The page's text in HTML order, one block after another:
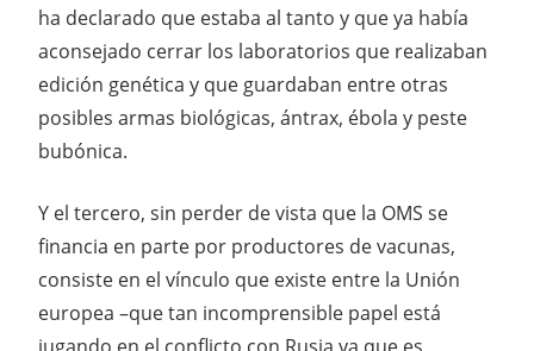
ha declarado que estaba al tanto y que ya había
aconsejado cerrar los laboratorios que realizaban
edición genética y que guardaban entre otras
posibles armas biológicas, ántrax, ébola y peste
bubónica.
Y el tercero, sin perder de vista que la OMS se
financia en parte por productores de vacunas,
consiste en el vínculo que existe entre la Unión
europea –que tan incomprensible papel está